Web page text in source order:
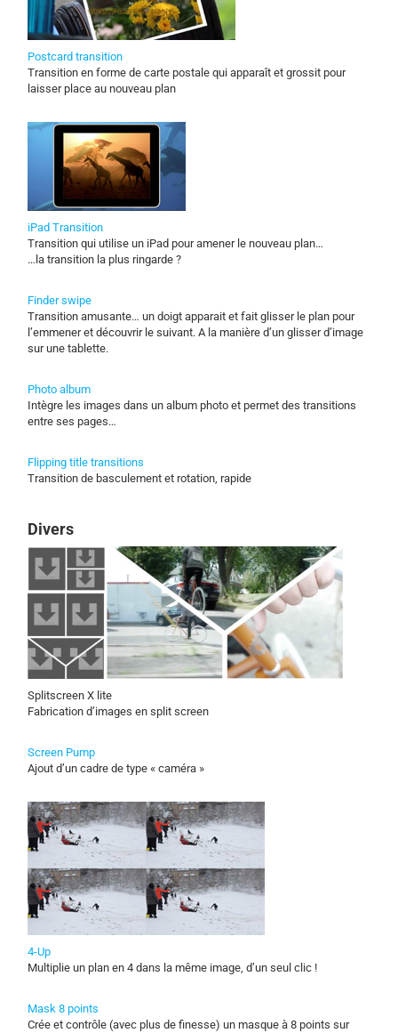
Postcard transition
Transition en forme de carte postale qui apparaît et grossit pour
laisser place au nouveau plan
iPad Transition
Transition qui utilise un iPad pour amener le nouveau plan…
…la transition la plus ringarde ?
Finder swipe
Transition amusante… un doigt apparait et fait glisser le plan pour
l’emmener et découvrir le suivant. A la manière d’un glisser d’image
sur une tablette.
Photo album
Intègre les images dans un album photo et permet des transitions
entre ses pages…
Flipping title transitions
Transition de basculement et rotation, rapide
Divers
Splitscreen X lite
Fabrication d’images en split screen
Screen Pump
Ajout d’un cadre de type « caméra »
4-Up
Multiplie un plan en 4 dans la même image, d’un seul clic !
Mask 8 points
Crée et contrôle (avec plus de finesse) un masque à 8 points sur